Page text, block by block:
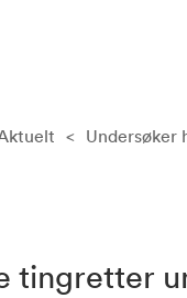
< Undersøker
tingretter